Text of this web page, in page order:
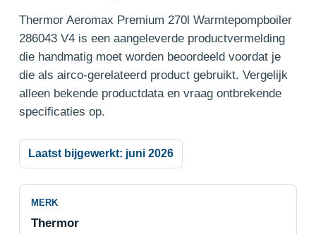
Thermor Aeromax Premium 270l Warmtepompboiler
286043 V4 is een aangeleverde productvermelding
die handmatig moet worden beoordeeld voordat je
die als airco-gerelateerd product gebruikt. Vergelijk
alleen bekende productdata en vraag ontbrekende
specificaties op.
Laatst bijgewerkt: juni 2026
MERK
Thermor